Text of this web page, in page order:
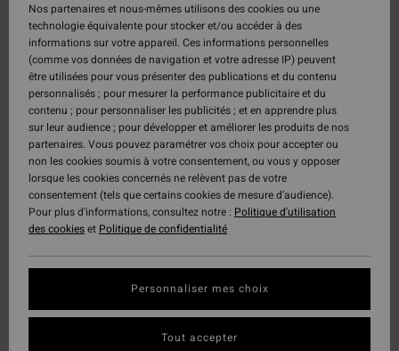
Nos partenaires et nous-mêmes utilisons des cookies ou une
technologie équivalente pour stocker et/ou accéder à des
informations sur votre appareil. Ces informations personnelles
(comme vos données de navigation et votre adresse IP) peuvent
être utilisées pour vous présenter des publications et du contenu
personnalisés ; pour mesurer la performance publicitaire et du
contenu ; pour personnaliser les publicités ; et en apprendre plus
sur leur audience ; pour développer et améliorer les produits de nos
partenaires. Vous pouvez paramétrer vos choix pour accepter ou
non les cookies soumis à votre consentement, ou vous y opposer
lorsque les cookies concernés ne relèvent pas de votre
consentement (tels que certains cookies de mesure d’audience).
Pour plus d'informations, consultez notre : Politique d'utilisation
des cookieset Politique de confidentialité
Personnaliser mes choix
Tout accepter